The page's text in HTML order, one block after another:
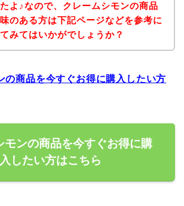
よ♪なので、クレームシモンの商品
のある方は下記ページなどを参考に
みてはいかがでしょうか？
の商品を今すぐお得に購入したい方
モンの商品を今すぐお得に購
入したい方はこちら